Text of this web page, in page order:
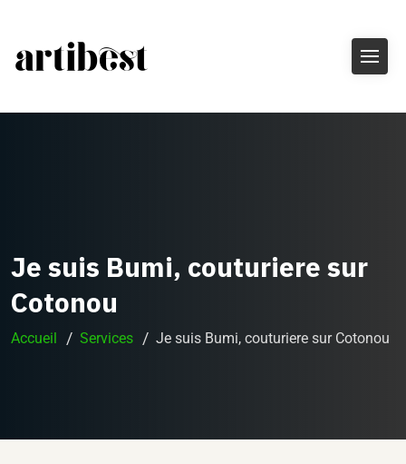
Je suis Bumi, couturiere sur
Cotonou
Accueil Services Je suis Bumi, couturiere sur Cotonou